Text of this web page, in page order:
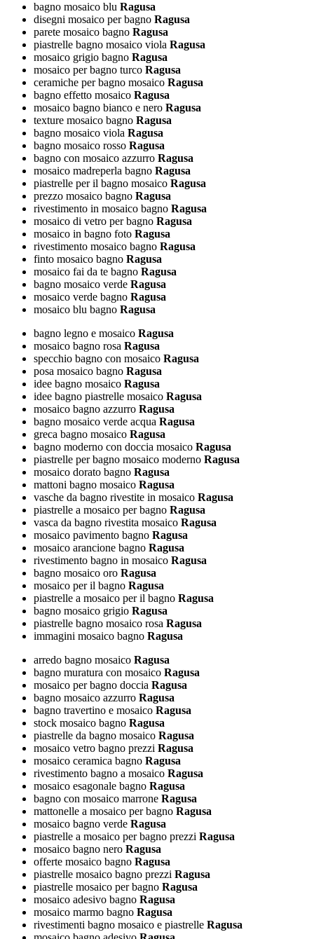
bagno mosaico blu Ragusa
disegni mosaico per bagno Ragusa
parete mosaico bagno Ragusa
piastrelle bagno mosaico viola Ragusa
mosaico grigio bagno Ragusa
mosaico per bagno turco Ragusa
ceramiche per bagno mosaico Ragusa
bagno effetto mosaico Ragusa
mosaico bagno bianco e nero Ragusa
texture mosaico bagno Ragusa
bagno mosaico viola Ragusa
bagno mosaico rosso Ragusa
bagno con mosaico azzurro Ragusa
mosaico madreperla bagno Ragusa
piastrelle per il bagno mosaico Ragusa
prezzo mosaico bagno Ragusa
rivestimento in mosaico bagno Ragusa
mosaico di vetro per bagno Ragusa
mosaico in bagno foto Ragusa
rivestimento mosaico bagno Ragusa
finto mosaico bagno Ragusa
mosaico fai da te bagno Ragusa
bagno mosaico verde Ragusa
mosaico verde bagno Ragusa
mosaico blu bagno Ragusa
bagno legno e mosaico Ragusa
mosaico bagno rosa Ragusa
specchio bagno con mosaico Ragusa
posa mosaico bagno Ragusa
idee bagno mosaico Ragusa
idee bagno piastrelle mosaico Ragusa
mosaico bagno azzurro Ragusa
bagno mosaico verde acqua Ragusa
greca bagno mosaico Ragusa
bagno moderno con doccia mosaico Ragusa
piastrelle per bagno mosaico moderno Ragusa
mosaico dorato bagno Ragusa
mattoni bagno mosaico Ragusa
vasche da bagno rivestite in mosaico Ragusa
piastrelle a mosaico per bagno Ragusa
vasca da bagno rivestita mosaico Ragusa
mosaico pavimento bagno Ragusa
mosaico arancione bagno Ragusa
rivestimento bagno in mosaico Ragusa
bagno mosaico oro Ragusa
mosaico per il bagno Ragusa
piastrelle a mosaico per il bagno Ragusa
bagno mosaico grigio Ragusa
piastrelle bagno mosaico rosa Ragusa
immagini mosaico bagno Ragusa
arredo bagno mosaico Ragusa
bagno muratura con mosaico Ragusa
mosaico per bagno doccia Ragusa
bagno mosaico azzurro Ragusa
bagno travertino e mosaico Ragusa
stock mosaico bagno Ragusa
piastrelle da bagno mosaico Ragusa
mosaico vetro bagno prezzi Ragusa
mosaico ceramica bagno Ragusa
rivestimento bagno a mosaico Ragusa
mosaico esagonale bagno Ragusa
bagno con mosaico marrone Ragusa
mattonelle a mosaico per bagno Ragusa
mosaico bagno verde Ragusa
piastrelle a mosaico per bagno prezzi Ragusa
mosaico bagno nero Ragusa
offerte mosaico bagno Ragusa
piastrelle mosaico bagno prezzi Ragusa
piastrelle mosaico per bagno Ragusa
mosaico adesivo bagno Ragusa
mosaico marmo bagno Ragusa
rivestimenti bagno mosaico e piastrelle Ragusa